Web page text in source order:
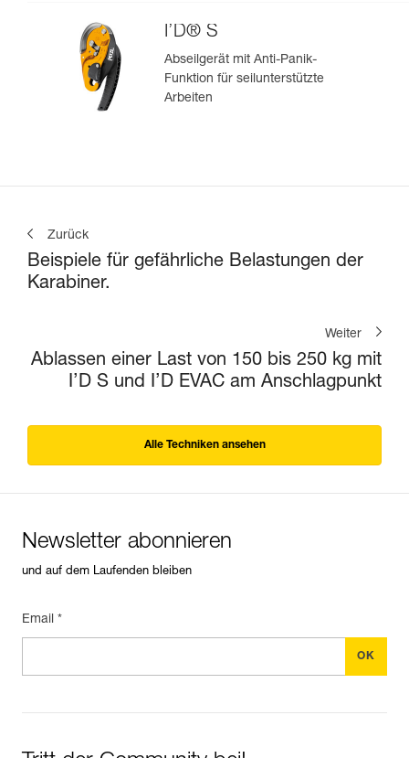
I’D® S
Abseilgerät mit Anti-Panik-
Funktion für seilunterstützte
Arbeiten
Zurück
Beispiele für gefährliche Belastungen der
Karabiner.
Weiter
Ablassen einer Last von 150 bis 250 kg mit
I’D S und I’D EVAC am Anschlagpunkt
Alle Techniken ansehen
Newsletter abonnieren
und auf dem Laufenden bleiben
Email *